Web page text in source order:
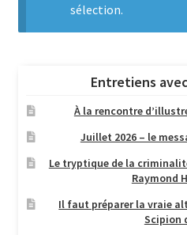
Listes d’Envies
Livres de Peter Randa
Livres de Philippe Randa
Login Customizer
Newsletter
sélection.
Entretiens
À la rencontre
Juillet 2026 – le
Le tryptique de la
Raymond
Il faut préparer la vraie
Scipion